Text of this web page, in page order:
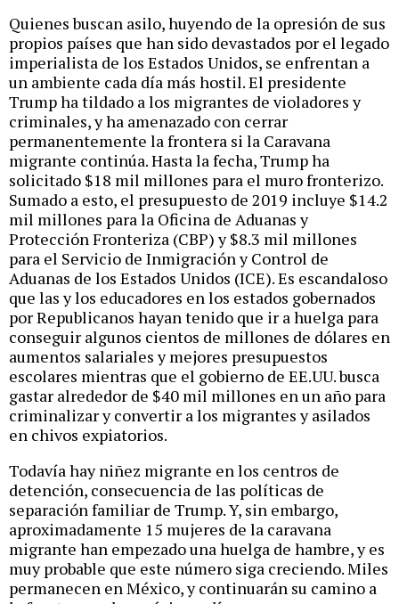
Quienes buscan asilo, huyendo de la opresión de sus
propios países que han sido devastados por el legado
imperialista de los Estados Unidos, se enfrentan a
un ambiente cada día más hostil. El presidente
Trump ha tildado a los migrantes de violadores y
criminales, y ha amenazado con cerrar
permanentemente la frontera si la Caravana
migrante continúa. Hasta la fecha, Trump ha
solicitado $18 mil millones para el muro fronterizo.
Sumado a esto, el presupuesto de 2019 incluye $14.2
mil millones para la Oficina de Aduanas y
Protección Fronteriza (CBP) y $8.3 mil millones
para el Servicio de Inmigración y Control de
Aduanas de los Estados Unidos (ICE). Es escandaloso
que las y los educadores en los estados gobernados
por Republicanos hayan tenido que ir a huelga para
conseguir algunos cientos de millones de dólares en
aumentos salariales y mejores presupuestos
escolares mientras que el gobierno de EE.UU. busca
gastar alrededor de $40 mil millones en un año para
criminalizar y convertir a los migrantes y asilados
en chivos expiatorios.
Todavía hay niñez migrante en los centros de
detención, consecuencia de las políticas de
separación familiar de Trump. Y, sin embargo,
aproximadamente 15 mujeres de la caravana
migrante han empezado una huelga de hambre, y es
muy probable que este número siga creciendo. Miles
permanecen en México, y continuarán su camino a